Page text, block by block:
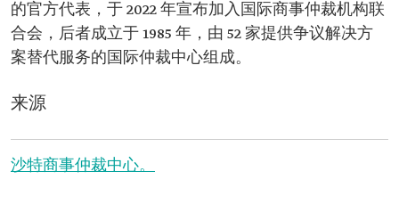
的官方代表，于 2022 年宣布加入国际商事仲裁机构联
合会，后者成立于 1985 年，由 52 家提供争议解决方
案替代服务的国际仲裁中心组成。
来源
沙特商事仲裁中心。